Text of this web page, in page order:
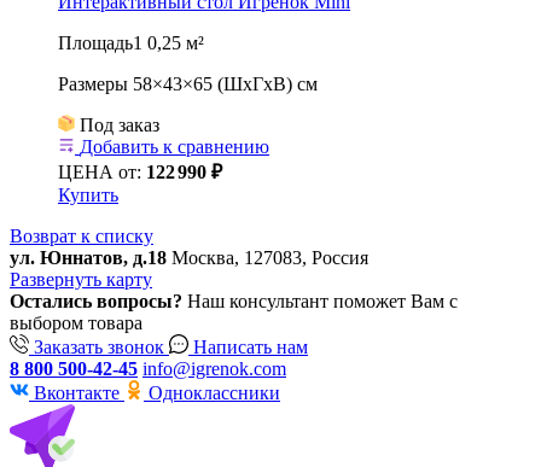
Площадь1 0,25 м²
Размеры 58×43×65 (ШхГхВ) см
Под заказ
Добавить к сравнению
ЦЕНА от: 122990 ₽
Купить
Возврат к списку
ул. Юннатов, д.18 Москва, 127083, Россия
Развернуть карту
Остались вопросы? Наш консультант поможет Вам с
выбором товара
Заказать звонок
Написать нам
8 800 500-42-45 info@igrenok.com
Вконтакте
Одноклассники